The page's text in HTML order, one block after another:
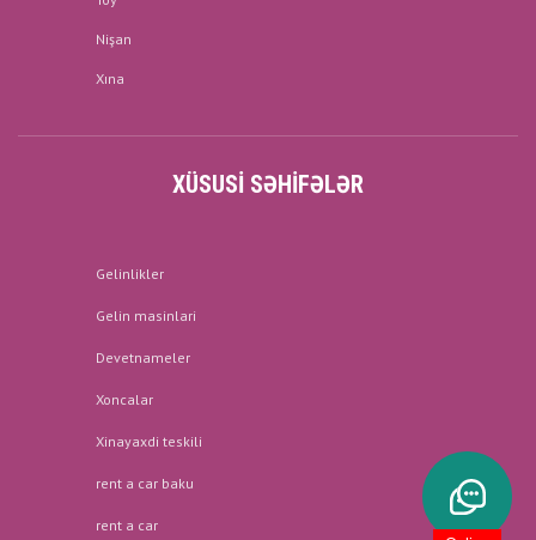
Nişan
Xına
XÜSUSI SƏHIFƏLƏR
Gelinlikler
Gelin masinlari
Devetnameler
Xoncalar
Xinayaxdi teskili
rent a car baku
rent a car